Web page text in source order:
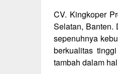
CV. Kingkoper
Selatan, Banten.
sepenuhnya
berkualitas
tambah dalam